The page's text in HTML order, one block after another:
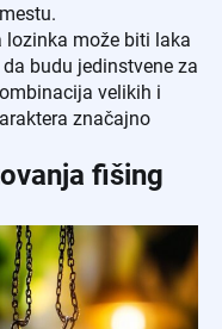
lozinka može biti laka
budu jedinstvene za
velikih i
značajno
fišing